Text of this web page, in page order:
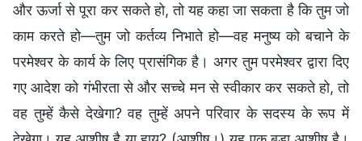
और ऊर्जा से पूरा कर सकते हो, तो यह कहा जा सकता है कि तुम जो
काम करते हो—तुम जो कर्तव्य निभाते हो—वह मनुष्य को बचाने के
परमेश्वर के कार्य के लिए प्रासंगिक है। अगर तुम परमेश्वर द्वारा दिए
गए आदेश को गंभीरता से और सच्चे मन से स्वीकार कर सकते हो, तो
वह तुम्हें कैसे देखेगा? वह तुम्हें अपने परिवार के सदस्य के रूप में